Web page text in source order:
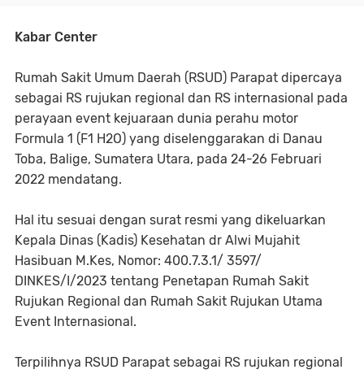
Kabar Center
Rumah Sakit Umum Daerah (RSUD) Parapat dipercaya
sebagai RS rujukan regional dan RS internasional pada
perayaan event kejuaraan dunia perahu motor
Formula 1 (F1 H2O) yang diselenggarakan di Danau
Toba, Balige, Sumatera Utara, pada 24-26 Februari
2022 mendatang.
Hal itu sesuai dengan surat resmi yang dikeluarkan
Kepala Dinas (Kadis) Kesehatan dr Alwi Mujahit
Hasibuan M.Kes, Nomor: 400.7.3.1/ 3597/
DINKES/I/2023 tentang Penetapan Rumah Sakit
Rujukan Regional dan Rumah Sakit Rujukan Utama
Event Internasional.
Terpilihnya RSUD Parapat sebagai RS rujukan regional